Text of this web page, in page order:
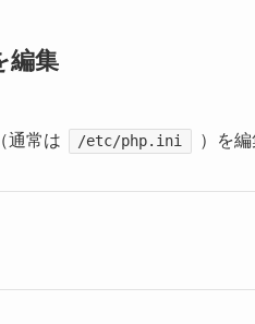
編集
通常は /etc/php.ini ）を